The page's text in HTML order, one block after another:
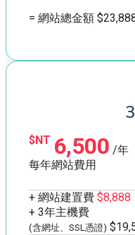
= 網站總金額
$NT 6,500 /年
每年網站費用
+ 網站建置費 $8,888
+ 3年主機費
(含網址、SSL憑證)